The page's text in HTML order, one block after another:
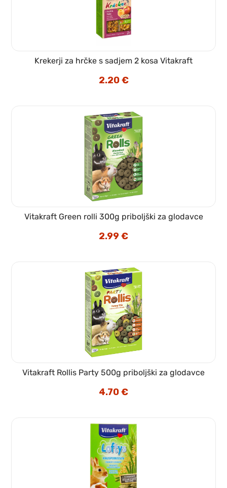
Krekerji za hrčke s sadjem 2 kosa Vitakraft
2.20€
Vitakraft Green rolli 300g priboljški za glodavce
2.99€
Vitakraft Rollis Party 500g priboljški za glodavce
4.70€